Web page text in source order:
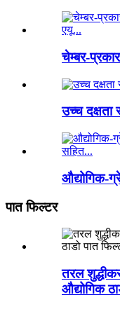
चेम्बर-
उच्च दक्षता
औद्योगिक-
पात फिल्टर
तरल
औद्योगिक